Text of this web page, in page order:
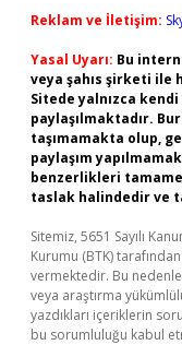
Reklam ve İletişim:
Yasal Uyarı: Bu
veya şahıs şirketi ile
Sitede yalnızca kendi
paylaşılmaktadır.
taşımamakta olup,
paylaşım
benzerlikleri
taslak halindedir ve
Sitemiz, 5651 Sayılı
Kurumu (BTK)
vermektedir. Bu
veya araştırma
yazdıkları içeriklerin
bu sorumluluğu kabul